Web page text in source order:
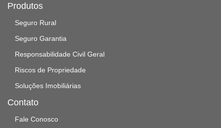
Produtos
Seguro Rural
Seguro Garantia
Responsabilidade Civil Geral
Riscos de Propriedade
Soluções Imobiliárias
Contato
Fale Conosco